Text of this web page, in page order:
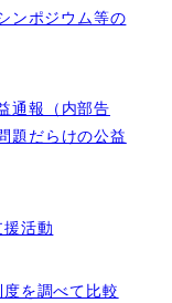
ンポジウム等の
通報（内部告
題だらけの公益
活動
を調べて比較